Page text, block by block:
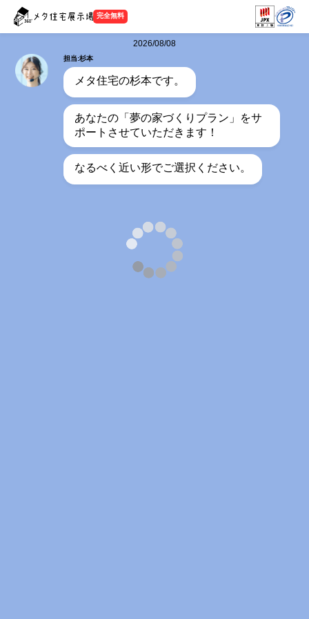
完全無料
2026/08/08
担当:杉本
メタ住宅の杉本です。
あなたの「夢の家づくりプラン」をサ
ポートさせていただきます！
なるべく近い形でご選択ください。